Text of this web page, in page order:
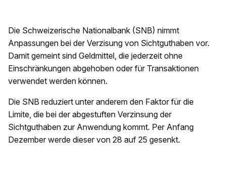
Die Schweizerische Nationalbank (SNB) nimmt
Anpassungen bei der Verzisung von Sichtguthaben vor.
Damit gemeint sind Geldmittel, die jederzeit ohne
Einschränkungen abgehoben oder für Transaktionen
verwendet werden können.
Die SNB reduziert unter anderem den Faktor für die
Limite, die bei der abgestuften Verzinsung der
Sichtguthaben zur Anwendung kommt. Per Anfang
Dezember werde dieser von 28 auf 25 gesenkt.